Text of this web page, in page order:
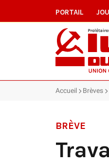
PORTAIL
Accueil Brèves
BRÈVE